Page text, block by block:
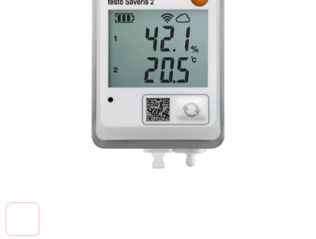
hvězdiček.